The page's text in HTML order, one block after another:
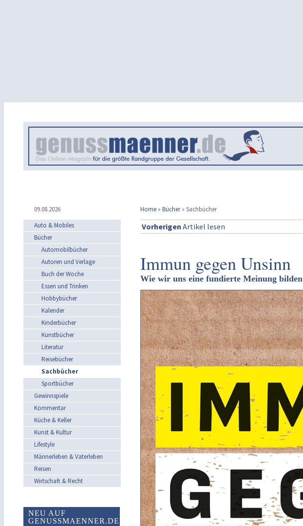
09.08.2026 Home » Bücher » Sachbücher
Auto & Mobiles
Bücher
Automobilbücher
Autoren und Verlage
Buch der Woche
Essen und Trinken
Hobbybücher
Kalender
Kinderbücher
Kunstbücher
Literatur
Reisebücher
Sachbücher
Sportbücher
Gewinnspiele
Kommentar
Küche & Keller
Kunst & Kultur
Lifestyle
Männerleben & Vaterleben
Reisen
Wirtschaft & Recht
NEU AUF
GENUSSMAENNER.DE
Vorherigen Artikel lesen
Immun gegen Unsinn
Wie wir uns eine fundierte Meinung bilden